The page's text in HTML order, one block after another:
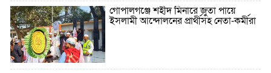
গোপালগঞ্জে শহীদ মিনারে জুতা পায়ে
ইসলামী আন্দোলনের প্রার্থীসহ নেতা-কর্মীরা